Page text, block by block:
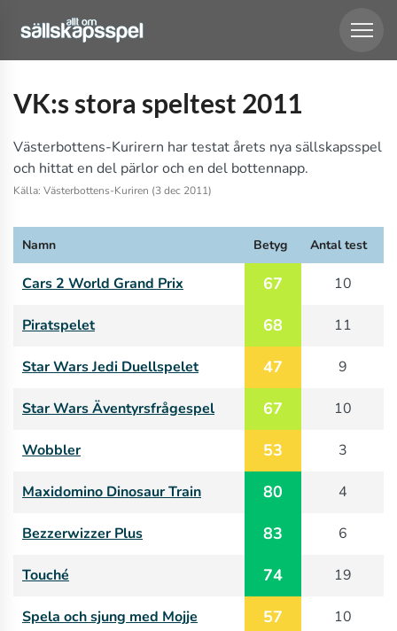
VK:s stora speltest 2011
Västerbottens-Kurirern har testat årets nya sällskapsspel
och hittat en del pärlor och en del bottennapp.
Källa: Västerbottens-Kuriren (3 dec 2011)
Namn Betyg Antal test
Cars 2 World Grand Prix 67 10
Piratspelet 68 11
Star Wars Jedi Duellspelet 47 9
Star Wars Äventyrsfrågespel 67 10
Wobbler 53 3
Maxidomino Dinosaur Train 80 4
Bezzerwizzer Plus 83 6
Touché 74 19
Spela och sjung med Mojje 57 10